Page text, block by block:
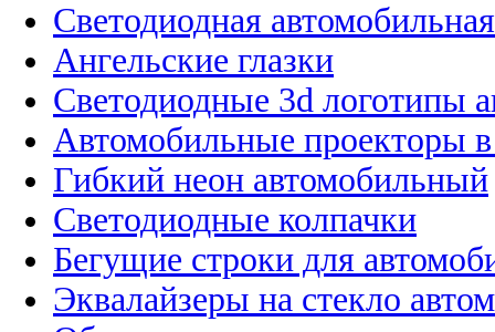
Светодиодная
Ангельские глазки
Светодиодные 3d логотипы
Автомобильные проекторы
Гибкий неон автомобильный
Светодиодные колпачки
Бегущие строки для
Эквалайзеры на стекло